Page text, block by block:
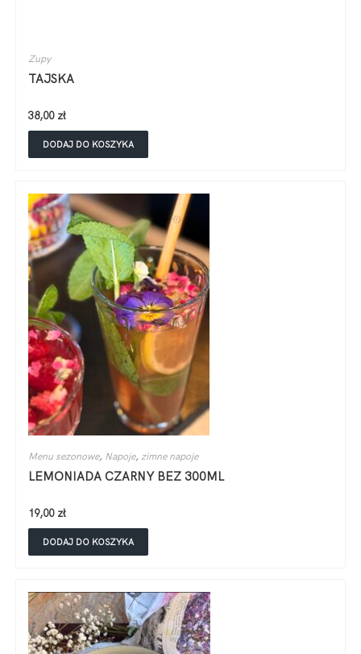
Zupy
TAJSKA
38,00 zł
DODAJ DO KOSZYKA
Menu sezonowe, Napoje,zimne napoje
LEMONIADA CZARNY BEZ 300ML
19,00 zł
DODAJ DO KOSZYKA